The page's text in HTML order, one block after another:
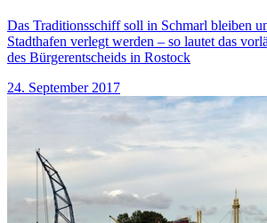
Das Traditionsschiff soll in Schmarl bleiben
Stadthafen verlegt werden – so lautet das
des Bürgerentscheids in Rostock
24. September 2017